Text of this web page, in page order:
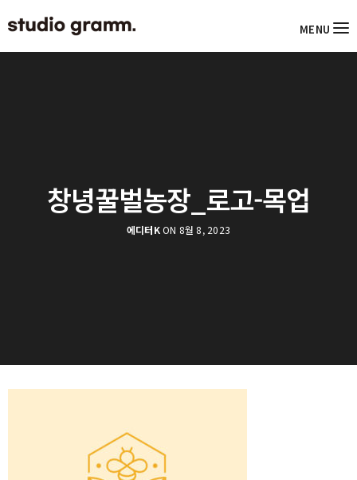
MENU
창녕꿀벌농장_로고-목업
에디터KON 8월 8, 2023